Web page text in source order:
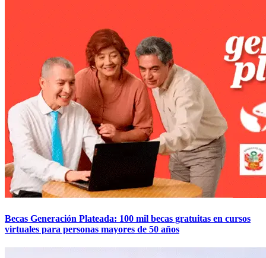
Becas Generación Plateada: 100 mil becas gratuitas en cursos
virtuales para personas mayores de 50 años